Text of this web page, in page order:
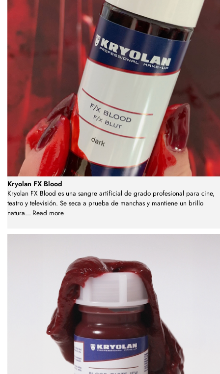
Kryolan FX Blood
Kryolan FX Blood es una sangre artificial de grado profesional para cine,
teatro y televisión. Se seca a prueba de manchas y mantiene un brillo
natura... Read more